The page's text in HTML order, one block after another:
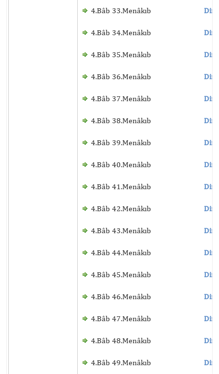
4.Bâb 33.Menâkıb
4.Bâb 34.Menâkıb
4.Bâb 35.Menâkıb
4.Bâb 36.Menâkıb
4.Bâb 37.Menâkıb
4.Bâb 38.Menâkıb
4.Bâb 39.Menâkıb
4.Bâb 40.Menâkıb
4.Bâb 41.Menâkıb
4.Bâb 42.Menâkıb
4.Bâb 43.Menâkıb
4.Bâb 44.Menâkıb
4.Bâb 45.Menâkıb
4.Bâb 46.Menâkıb
4.Bâb 47.Menâkıb
4.Bâb 48.Menâkıb
4.Bâb 49.Menâkıb